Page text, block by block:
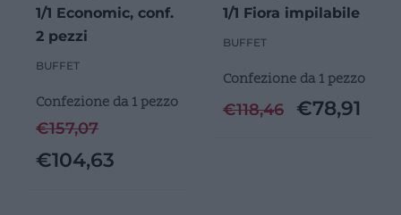
1/1 Economic, conf.
2 pezzi
BUFFET
Confezione da 1 pezzo
€157,07
€104,63
1/1 Fiora impilabile
BUFFET
Confezione da 1 pezzo
€118,46 €78,91